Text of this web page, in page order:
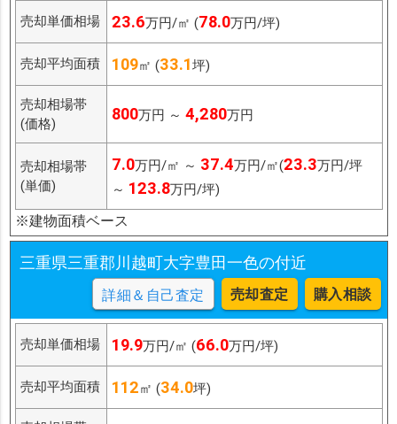
売却単価相場 23.6万円/㎡ (78.0万円/坪)
売却平均面積 109㎡ (33.1坪)
売却相場帯
(価格)
800万円 ～ 4,280万円
売却相場帯
(単価)
7.0万円/㎡ ～ 37.4万円/㎡(23.3万円/坪
～ 123.8万円/坪)
※建物面積ベース
三重県三重郡川越町大字豊田一色の付近
詳細＆自己査定 売却査定 購入相談
売却単価相場 19.9万円/㎡ (66.0万円/坪)
売却平均面積 112㎡ (34.0坪)